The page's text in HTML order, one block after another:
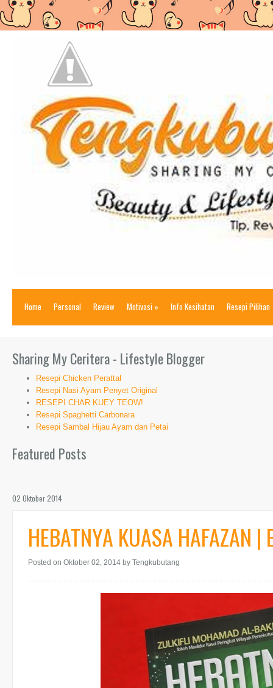
Home Personal Review Motivasi » Info Kesihatan Resepi Pilihan
Sharing My Ceritera - Lifestyle Blogger
Resepi Chicken Perattal
Resepi Nasi Ayam Penyet Original
RESEPI CHAR KUEY TEOW!
Resepi Spaghetti Carbonara
Resepi Sambal Hijau Ayam dan Petai
Featured Posts
02 Oktober 2014
HEBATNYA KUASA HAFAZAN |
Posted on Oktober 02, 2014 by Tengkubutang